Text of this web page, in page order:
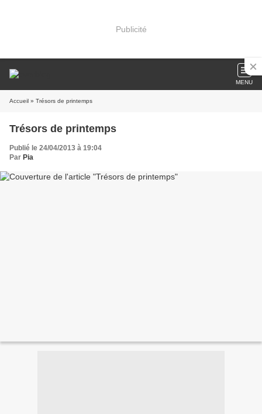
Publicité
MENU
Accueil » Trésors de printemps
Trésors de printemps
Publié le 24/04/2013 à 19:04
Par Pia